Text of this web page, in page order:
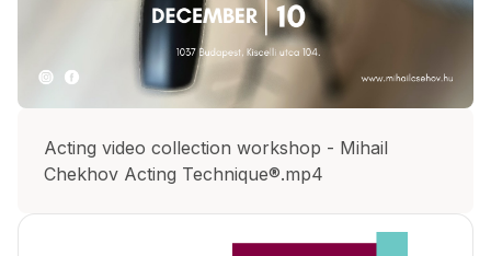
Acting video collection workshop - Mihail
Chekhov Acting Technique®.mp4